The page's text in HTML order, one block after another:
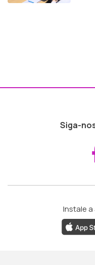
Siga-
Instale